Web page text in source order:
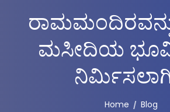
ಮಸೀದಿಯ
Home
Blog